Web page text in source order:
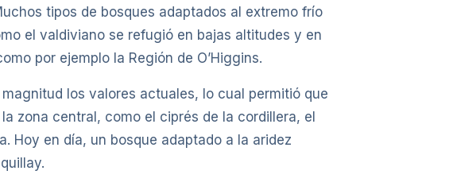
tipos de bosques adaptados al extremo frío
el valdiviano se refugió en bajas altitudes y en
por ejemplo la Región de O’Higgins.
los valores actuales, lo cual permitió que
zona central, como el ciprés de la cordillera, el
Hoy en día, un bosque adaptado a la aridez